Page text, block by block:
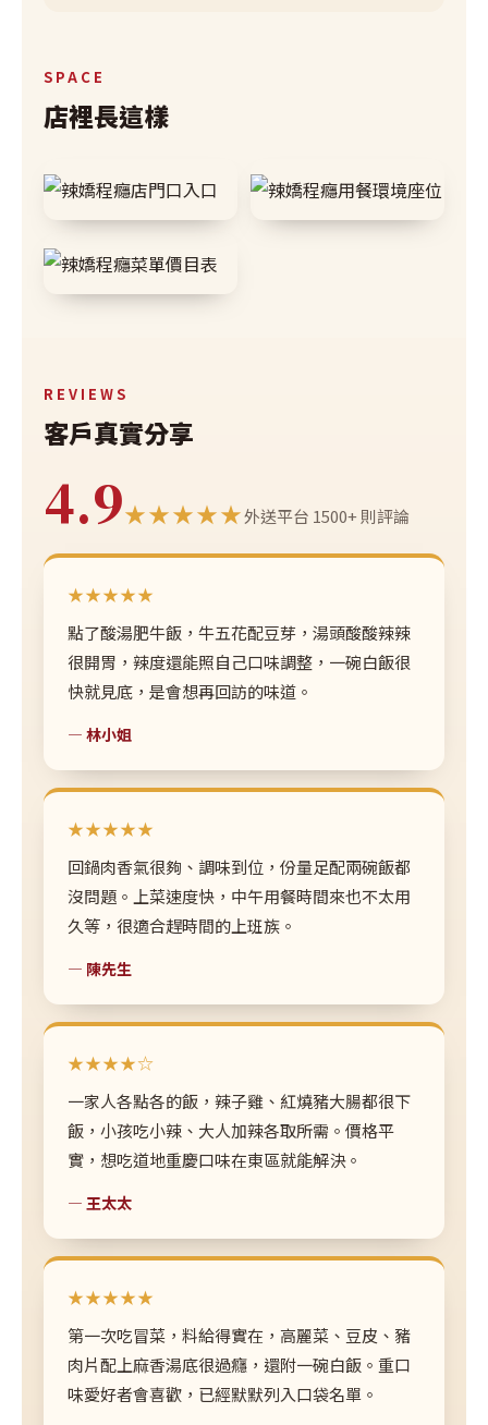
SPACE
店裡長這樣
REVIEWS
客戶真實分享
4.9★★★★★外送平台 1500+ 則評論
★★★★★
點了酸湯肥牛飯，牛五花配豆芽，湯頭酸酸辣辣
很開胃，辣度還能照自己口味調整，一碗白飯很
快就見底，是會想再回訪的味道。
— 林小姐
★★★★★
回鍋肉香氣很夠、調味到位，份量足配兩碗飯都
沒問題。上菜速度快，中午用餐時間來也不太用
久等，很適合趕時間的上班族。
— 陳先生
★★★★☆
一家人各點各的飯，辣子雞、紅燒豬大腸都很下
飯，小孩吃小辣、大人加辣各取所需。價格平
實，想吃道地重慶口味在東區就能解決。
— 王太太
★★★★★
第一次吃冒菜，料給得實在，高麗菜、豆皮、豬
肉片配上麻香湯底很過癮，還附一碗白飯。重口
味愛好者會喜歡，已經默默列入口袋名單。